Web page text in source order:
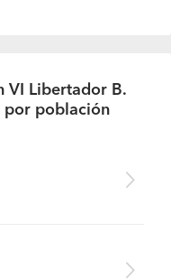
VI Libertador B.
por población